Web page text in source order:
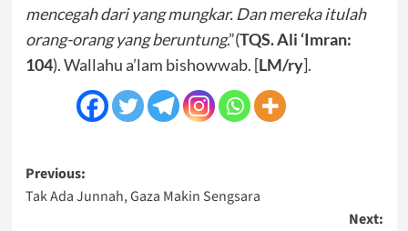
mencegah dari yang mungkar. Dan mereka itulah
orang-orang yang beruntung.”(TQS. Ali ‘Imran:
104). Wallahu a’lam bishowwab. [LM/ry].
Post
navigation
Previous:
Tak Ada Junnah, Gaza Makin Sengsara
Next: